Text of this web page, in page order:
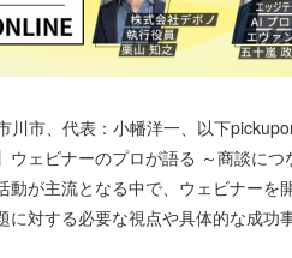
川市、代表：小幡洋一、以下
ウェビナーのプロが語る ～商談に
動が主流となる中で、ウェビナー
対する必要な視点や具体的な成功